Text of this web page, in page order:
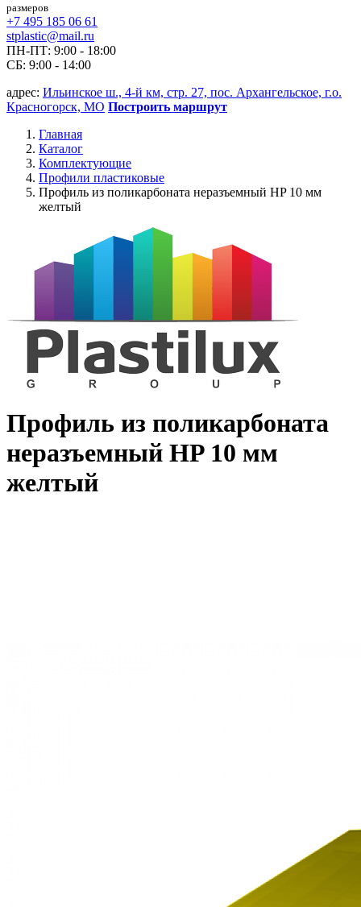
размеров
+7 495 185 06 61
stplastic@mail.ru
ПН-ПТ: 9:00 - 18:00
СБ: 9:00 - 14:00
адрес: Ильинское ш., 4-й км, стр. 27, пос. Архангельское, г.о.
Красногорск, МО Построить маршрут
Главная
Каталог
Комплектующие
Профили пластиковые
Профиль из поликарбоната неразъемный HP 10 мм
желтый
Профиль из поликарбоната
неразъемный HP 10 мм
желтый